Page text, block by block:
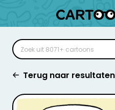
Terug naar resultaten